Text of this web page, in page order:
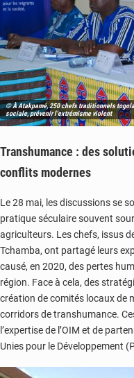
© À Atakpamé, 250 chefs traditionnels
sociale, prévenir l'extrémisme violent
Transhumance : des
conflits modernes
Le 28 mai, les discussions se
pratique séculaire souvent
agriculteurs. Les chefs, issus
Tchamba, ont partagé leurs
causé, en 2020, des pertes
région. Face à cela, des
création de comités locaux de
corridors de transhumance.
l’expertise de l’OIM et de
Unies pour le Développement